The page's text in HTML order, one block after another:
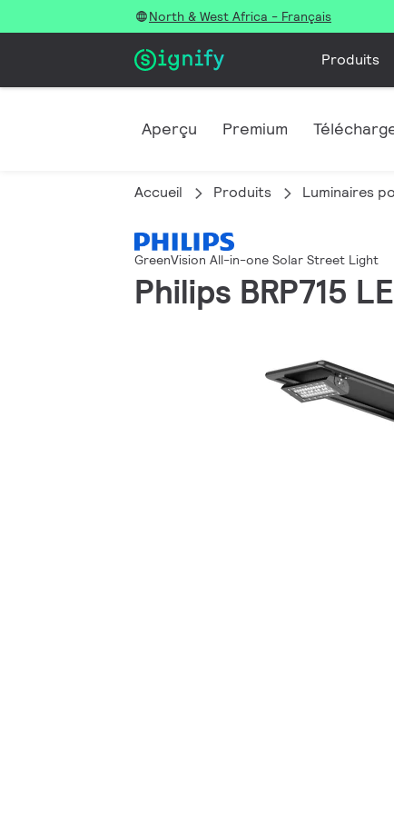
North & West Africa - Français
Produits
Aperçu Premium
Accueil Produits Luminaires
GreenVision All-in-one Solar Street Light
Philips BRP715